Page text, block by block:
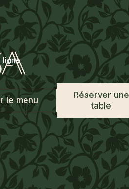
ligne
le menu
Réserver une
table